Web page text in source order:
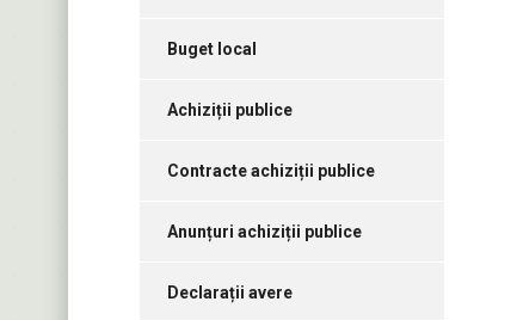
Buget local
Achiziții publice
Contracte achiziții publice
Anunțuri achiziții publice
Declarații avere